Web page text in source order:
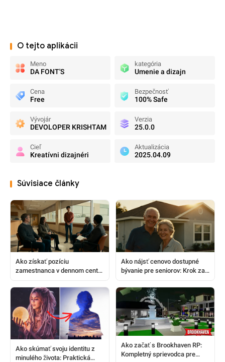
O tejto aplikácii
Meno
DA FONT'S
kategória
Umenie a dizajn
Cena
Free
Bezpečnosť
100% Safe
Vývojár
DEVOLOPER KRISHTAM
Verzia
25.0.0
Cieľ
Kreatívni dizajnéri
Aktualizácia
2025.04.09
Súvisiace články
Ako získať pozíciu
zamestnanca v dennom centre
Ako nájsť cenovo dostupné
bývanie pre seniorov: Krok za
Ako skúmať svoju identitu z
minulého života: Praktická
Ako začať s Brookhaven RP:
Kompletný sprievodca pre